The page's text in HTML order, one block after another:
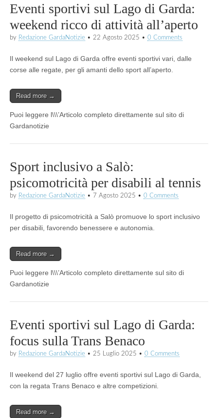
Eventi sportivi sul Lago di Garda:
weekend ricco di attività all’aperto
by Redazione GardaNotizie • 22 Agosto 2025 • 0 Comments
Il weekend sul Lago di Garda offre eventi sportivi vari, dalle
corse alle regate, per gli amanti dello sport all’aperto.
Read more →
Puoi leggere l\\\’Articolo completo direttamente sul sito di
Gardanotizie
Sport inclusivo a Salò:
psicomotricità per disabili al tennis
by Redazione GardaNotizie • 7 Agosto 2025 • 0 Comments
Il progetto di psicomotricità a Salò promuove lo sport inclusivo
per disabili, favorendo benessere e autonomia.
Read more →
Puoi leggere l\\\’Articolo completo direttamente sul sito di
Gardanotizie
Eventi sportivi sul Lago di Garda:
focus sulla Trans Benaco
by Redazione GardaNotizie • 25 Luglio 2025 • 0 Comments
Il weekend del 27 luglio offre eventi sportivi sul Lago di Garda,
con la regata Trans Benaco e altre competizioni.
Read more →